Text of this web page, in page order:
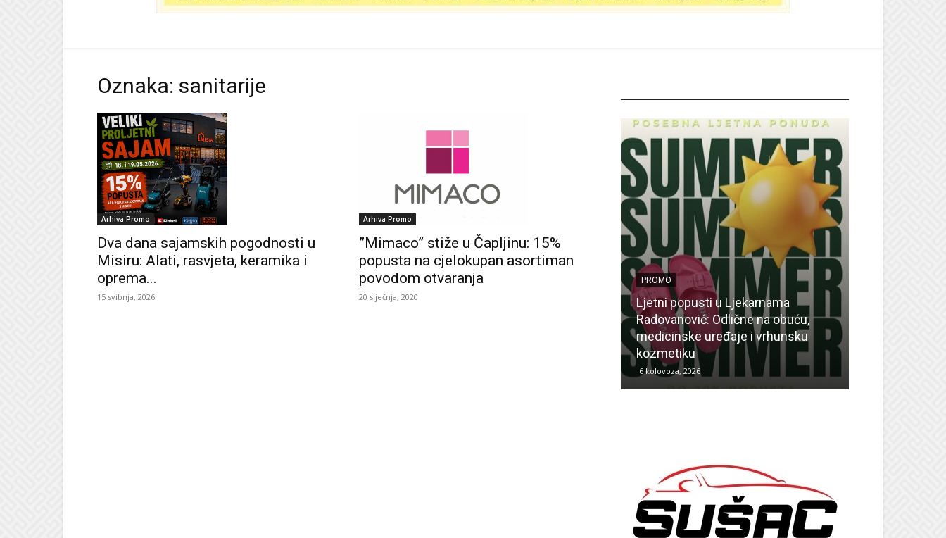
Oznaka: sanitarije
Arhiva Promo
Dva dana sajamskih pogodnosti u
Misiru: Alati, rasvjeta, keramika i
oprema...
15 svibnja, 2026
Arhiva Promo
”Mimaco” stiže u Čapljinu: 15%
popusta na cjelokupan asortiman
povodom otvaranja
20 siječnja, 2020
PROMO
Ljetni popusti u Ljekarnama
Radovanović: Odlične na obuću,
medicinske uređaje i vrhunsku
kozmetiku
6 kolovoza, 2026